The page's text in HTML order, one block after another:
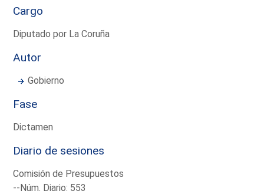
Cargo
Diputado por La Coruña
Autor
Gobierno
Fase
Dictamen
Diario de sesiones
Comisión de Presupuestos
--Núm. Diario: 553